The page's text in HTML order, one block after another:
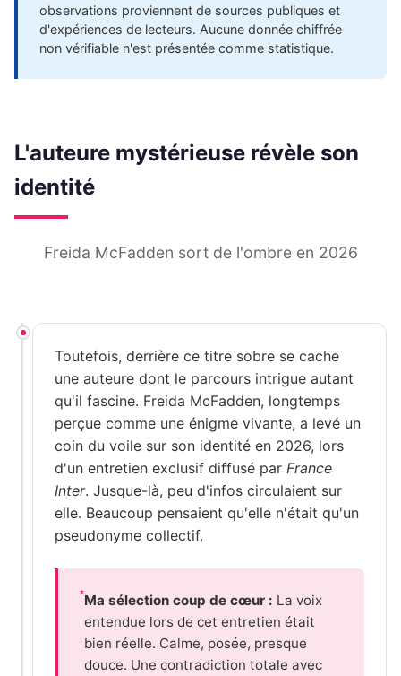
observations proviennent de sources publiques et
d'expériences de lecteurs. Aucune donnée chiffrée
non vérifiable n'est présentée comme statistique.
L'auteure mystérieuse révèle son
identité
Freida McFadden sort de l'ombre en 2026
Toutefois, derrière ce titre sobre se cache
une auteure dont le parcours intrigue autant
qu'il fascine. Freida McFadden, longtemps
perçue comme une énigme vivante, a levé un
coin du voile sur son identité en 2026, lors
d'un entretien exclusif diffusé par France
Inter. Jusque-là, peu d'infos circulaient sur
elle. Beaucoup pensaient qu'elle n'était qu'un
pseudonyme collectif.
Ma sélection coup de cœur : La voix
entendue lors de cet entretien était
bien réelle. Calme, posée, presque
douce. Une contradiction totale avec